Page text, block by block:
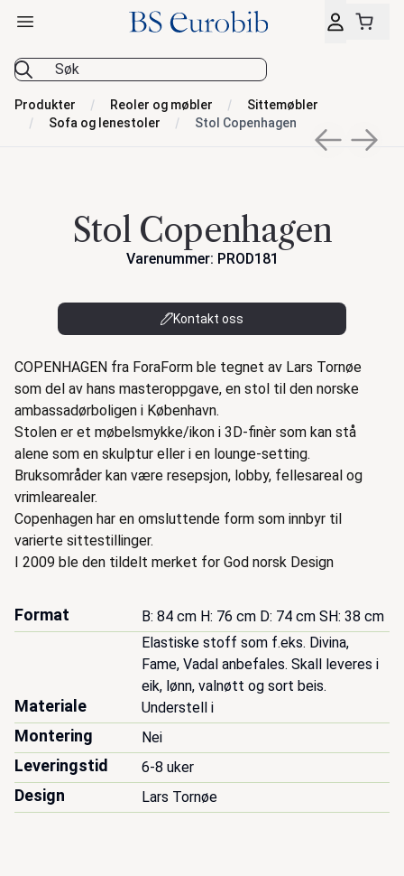
BS Eurobib
Åpne hovedmeny
Produkter Reoler og møbler
Sittemøbler
Sofa og lenestoler
Stol Copenhagen
Previous
Next
Stol Copenhagen
Varenummer: PROD181
Kontakt oss
COPENHAGEN fra ForaForm ble tegnet av Lars Tornøe
som del av hans masteroppgave, en stol til den norske
ambassadørboligen i København.
Stolen er et møbelsmykke/ikon i 3D-finèr som kan stå
alene som en skulptur eller i en lounge-setting.
Bruksområder kan være resepsjon, lobby, fellesareal og
vrimlearealer.
Copenhagen har en omsluttende form som innbyr til
varierte sittestillinger.
I 2009 ble den tildelt merket for God norsk Design
Format B: 84 cm H: 76 cm D: 74 cm SH: 38 cm
Materiale
Elastiske stoff som f.eks. Divina,
Fame, Vadal anbefales. Skall leveres i
eik, lønn, valnøtt og sort beis.
Understell i
Montering Nei
Leveringstid 6-8 uker
Design Lars Tornøe